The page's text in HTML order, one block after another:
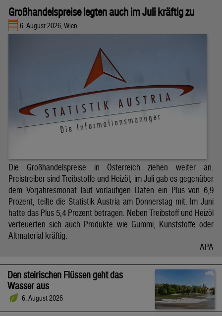
Großhandelspreise legten auch im Juli kräftig zu
6. August 2026, Wien
Die Großhandelspreise in Österreich ziehen weiter an.
Preistreiber sind Treibstoffe und Heizöl, im Juli gab es gegenüber
dem Vorjahresmonat laut vorläufigen Daten ein Plus von 6,9
Prozent, teilte die Statistik Austria am Donnerstag mit. Im Juni
hatte das Plus 5,4 Prozent betragen. Neben Treibstoff und Heizöl
verteuerten sich auch Produkte wie Gummi, Kunststoffe oder
Altmaterial kräftig.
APA
Den steirischen Flüssen geht das
Wasser aus
6. August 2026